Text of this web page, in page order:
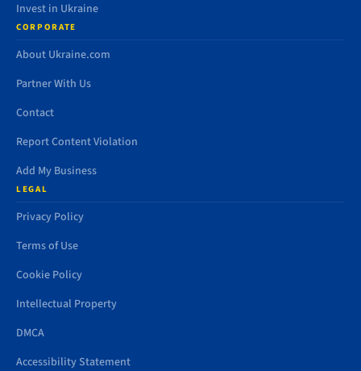
Invest in Ukraine
CORPORATE
About Ukraine.com
Partner With Us
Contact
Report Content Violation
Add My Business
LEGAL
Privacy Policy
Terms of Use
Cookie Policy
Intellectual Property
DMCA
Accessibility Statement